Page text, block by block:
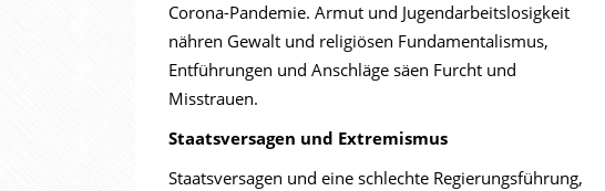
Corona-Pandemie. Armut und Jugendarbeitslosigkeit
nähren Gewalt und religiösen Fundamentalismus,
Entführungen und Anschläge säen Furcht und
Misstrauen.
Staatsversagen und Extremismus
Staatsversagen und eine schlechte Regierungsführung,